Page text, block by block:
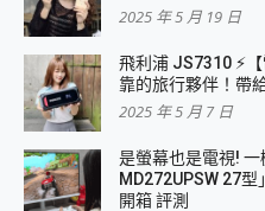
2025 年 5 月 19 日
飛利浦 JS7310 ⚡
靠的旅行夥伴！帶
2025 年 5 月 7 日
是螢幕也是電視!
MD272UPSW 27
開箱 評測